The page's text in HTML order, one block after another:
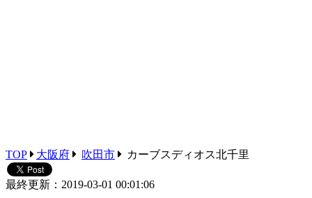
TOP 大阪府 吹田市 カーブスディオス北千里
最終更新：2019-03-01 00:01:06